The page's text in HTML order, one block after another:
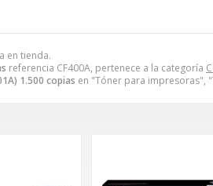
en tienda.
referencia CF400A, pertenece a la categoría
1.500 copias en "Tóner para impresoras",